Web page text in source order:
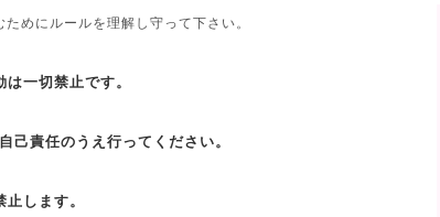
めにルールを理解し守って下さい。
一切禁止です。
責任のうえ行ってください。
します。